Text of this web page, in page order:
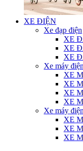
XE ĐIỆN
Xe đạp điện
XE
XE
XE
Xe máy điện
XE
XE
XE
XE
Xe máy điện
XE
XE
XE